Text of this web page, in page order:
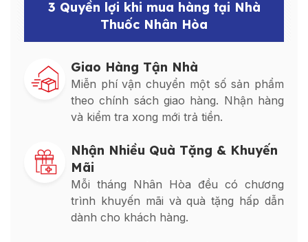
3 Quyền lợi khi mua hàng tại Nhà
Thuốc Nhân Hòa
Giao Hàng Tận Nhà
Miễn phí vận chuyển một số sản phẩm
theo chính sách giao hàng. Nhận hàng
và kiểm tra xong mới trả tiền.
Nhận Nhiều Quà Tặng & Khuyến
Mãi
Mỗi tháng Nhân Hòa đều có chương
trình khuyến mãi và quà tặng hấp dẫn
dành cho khách hàng.